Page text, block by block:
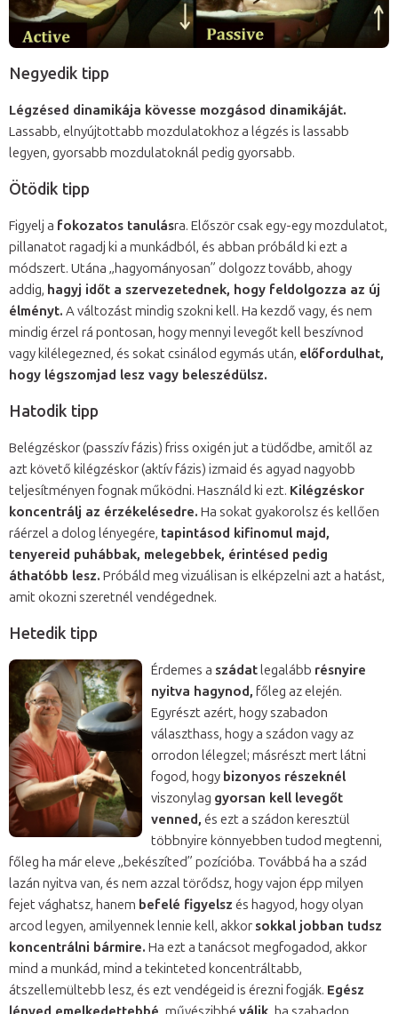
Negyedik tipp
Légzésed dinamikája kövesse mozgásod dinamikáját.
Lassabb, elnyújtottabb mozdulatokhoz a légzés is lassabb
legyen, gyorsabb mozdulatoknál pedig gyorsabb.
Ötödik tipp
Figyelj a fokozatos tanulásra. Először csak egy-egy mozdulatot,
pillanatot ragadj ki a munkádból, és abban próbáld ki ezt a
módszert. Utána „hagyományosan” dolgozz tovább, ahogy
addig, hagyj időt a szervezetednek, hogy feldolgozza az új
élményt. A változást mindig szokni kell. Ha kezdő vagy, és nem
mindig érzel rá pontosan, hogy mennyi levegőt kell beszívnod
vagy kilélegezned, és sokat csinálod egymás után, előfordulhat,
hogy légszomjad lesz vagy beleszédülsz.
Hatodik tipp
Belégzéskor (passzív fázis) friss oxigén jut a tüdődbe, amitől az
azt követő kilégzéskor (aktív fázis) izmaid és agyad nagyobb
teljesítményen fognak működni. Használd ki ezt. Kilégzéskor
koncentrálj az érzékelésedre. Ha sokat gyakorolsz és kellően
ráérzel a dolog lényegére, tapintásod kifinomul majd,
tenyereid puhábbak, melegebbek, érintésed pedig
áthatóbb lesz. Próbáld meg vizuálisan is elképzelni azt a hatást,
amit okozni szeretnél vendégednek.
Hetedik tipp
Érdemes a szádat legalább résnyire
nyitva hagynod, főleg az elején.
Egyrészt azért, hogy szabadon
választhass, hogy a szádon vagy az
orrodon lélegzel; másrészt mert látni
fogod, hogy bizonyos részeknél
viszonylag gyorsan kell levegőt
venned, és ezt a szádon keresztül
többnyire könnyebben tudod megtenni,
főleg ha már eleve „bekészíted” pozícióba. Továbbá ha a szád
lazán nyitva van, és nem azzal törődsz, hogy vajon épp milyen
fejet vághatsz, hanem befelé figyelsz és hagyod, hogy olyan
arcod legyen, amilyennek lennie kell, akkor sokkal jobban tudsz
koncentrálni bármire. Ha ezt a tanácsot megfogadod, akkor
mind a munkád, mind a tekinteted koncentráltabb,
átszellemültebb lesz, és ezt vendégeid is érezni fogják. Egész